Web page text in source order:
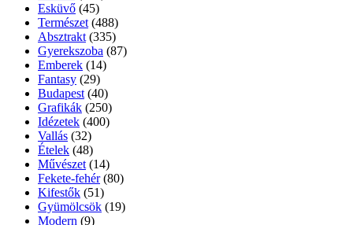
Esküvő (45)
Természet (488)
Absztrakt (335)
Gyerekszoba (87)
Emberek (14)
Fantasy (29)
Budapest (40)
Grafikák (250)
Idézetek (400)
Vallás (32)
Ételek (48)
Művészet (14)
Fekete-fehér (80)
Kifestők (51)
Gyümölcsök (19)
Modern (9)